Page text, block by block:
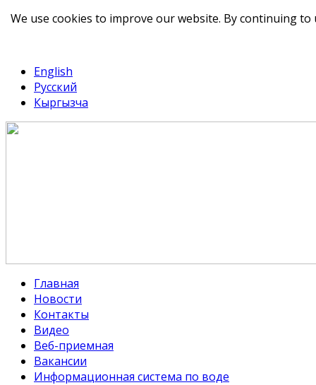
English
Русский
Кыргызча
Главная
Новости
Контакты
Видео
Веб-приемная
Вакансии
Информационная система по воде
We use cookies to improve our website. By continuing